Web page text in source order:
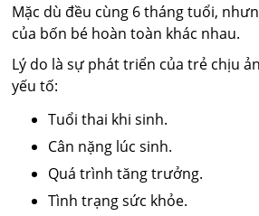
Mặc dù đều cùng 6 tháng tuổi,
của bốn bé hoàn toàn khác nhau.
Lý do là sự phát triển của trẻ chịu
yếu tố:
Tuổi thai khi sinh.
Cân nặng lúc sinh.
Quá trình tăng trưởng.
Tình trạng sức khỏe.